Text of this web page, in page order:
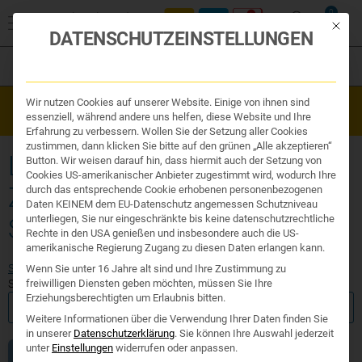
0
Organe & Organ Uhr
Traditionelle Medizin
Nahrungsergänzung
Kosmetik und Hygiene
Ihr Apotheker
Westend Online-Shop: Sicher, schnell und 24/7 für Sie da!
Gratisversand ab €50
LEICHT VERDAULICHE
ZIEGENMILCH
SÄUGLINGSNAHRUNG
Start/ Produkte verschlagwortet mit „Leicht verdauliche Ziegenmilch
Säuglingsnahrung“
Mit
DATENSCHUTZEINSTELLUNGEN
Wir nutzen Cookies auf unserer Website. Einige von ihnen sind
essenziell, während andere uns helfen, diese Website und Ihre
Erfahrung zu verbessern. Wollen Sie der Setzung aller Cookies
zustimmen, dann klicken Sie bitte auf den grünen „Alle akzeptieren“
Button. Wir weisen darauf hin, dass hiermit auch der Setzung von
Cookies US-amerikanischer Anbieter zugestimmt wird, wodurch Ihre
durch das entsprechende Cookie erhobenen personenbezogenen
Daten KEINEM dem EU-Datenschutz angemessen Schutzniveau
unterliegen, Sie nur eingeschränkte bis keine datenschutzrechtliche
Rechte in den USA genießen und insbesondere auch die US-
amerikanische Regierung Zugang zu diesen Daten erlangen kann.
Wenn Sie unter 16 Jahre alt sind und Ihre Zustimmung zu
freiwilligen Diensten geben möchten, müssen Sie Ihre
Erziehungsberechtigten um Erlaubnis bitten.
Weitere Informationen über die Verwendung Ihrer Daten finden Sie
in unserer Datenschutzerklärung. Sie können Ihre Auswahl jederzeit
unter Einstellungen widerrufen oder anpassen.